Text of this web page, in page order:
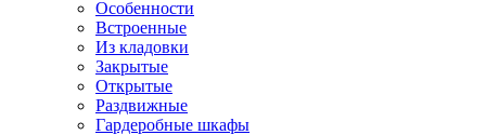
Особенности
Встроенные
Из кладовки
Закрытые
Открытые
Раздвижные
Гардеробные шкафы